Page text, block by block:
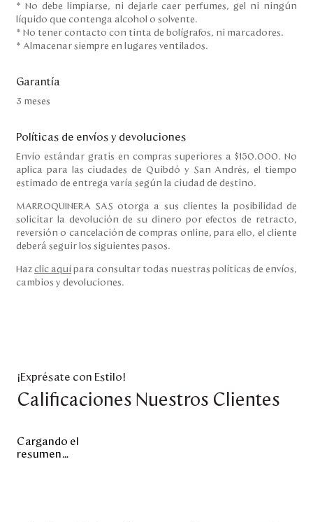
* No debe limpiarse, ni dejarle caer perfumes, gel ni ningún
líquido que contenga alcohol o solvente.
* No tener contacto con tinta de bolígrafos, ni marcadores.
* Almacenar siempre en lugares ventilados.
Garantía
3 meses
Políticas de envíos y devoluciones
Envío estándar gratis en compras superiores a $150.000. No
aplica para las ciudades de Quibdó y San Andrés, el tiempo
estimado de entrega varía según la ciudad de destino.
MARROQUINERA SAS otorga a sus clientes la posibilidad de
solicitar la devolución de su dinero por efectos de retracto,
reversión o cancelación de compras online, para ello, el cliente
deberá seguir los siguientes pasos.
Haz clic aquí para consultar todas nuestras políticas de envíos,
cambios y devoluciones.
¡Exprésate con Estilo!
Calificaciones Nuestros Clientes
Cargando el
resumen…